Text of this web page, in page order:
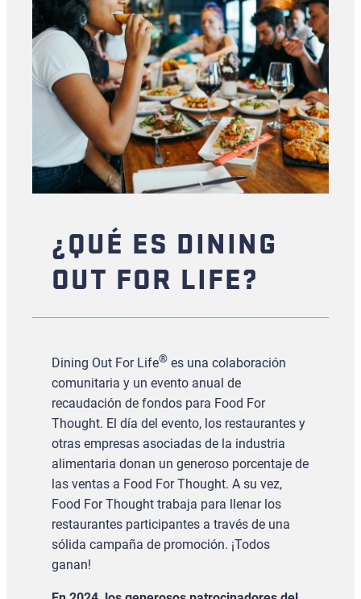
¿QUÉ ES DINING
OUT FOR LIFE?
Dining Out For Life® es una colaboración
comunitaria y un evento anual de
recaudación de fondos para Food For
Thought. El día del evento, los restaurantes y
otras empresas asociadas de la industria
alimentaria donan un generoso porcentaje de
las ventas a Food For Thought. A su vez,
Food For Thought trabaja para llenar los
restaurantes participantes a través de una
sólida campaña de promoción. ¡Todos
ganan!